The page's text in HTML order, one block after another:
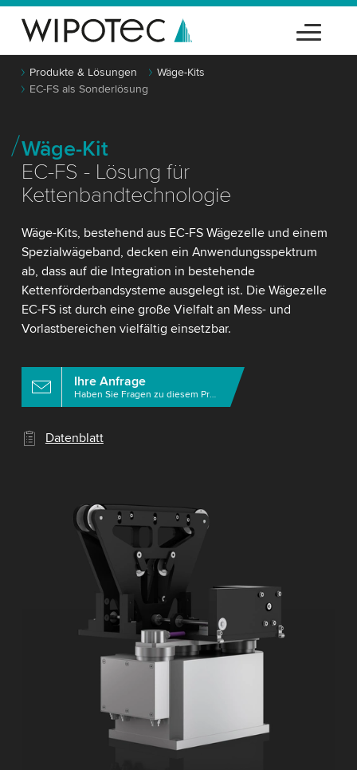
Produkte & Lösungen
Wäge-Kits
EC-FS als Sonderlösung
Wäge-Kit
EC-FS - Lösung für
Kettenbandtechnologie
Wäge-Kits, bestehend aus EC-FS Wägezelle und einem
Spezialwägeband, decken ein Anwendungsspektrum
ab, dass auf die Integration in bestehende
Kettenförderbandsysteme ausgelegt ist. Die Wägezelle
EC-FS ist durch eine große Vielfalt an Mess- und
Vorlastbereichen vielfältig einsetzbar.
Ihre Anfrage
Haben Sie Fragen zu diesem Produkt?
Datenblatt